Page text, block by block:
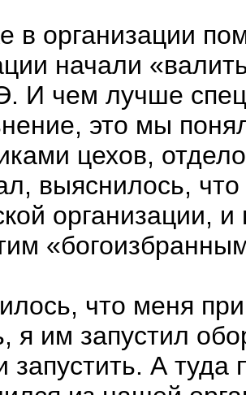
в организации
начали
И чем лучше
это мы
цехов,
выяснилось,
организации,
что меня
я им запустил
запустить. А